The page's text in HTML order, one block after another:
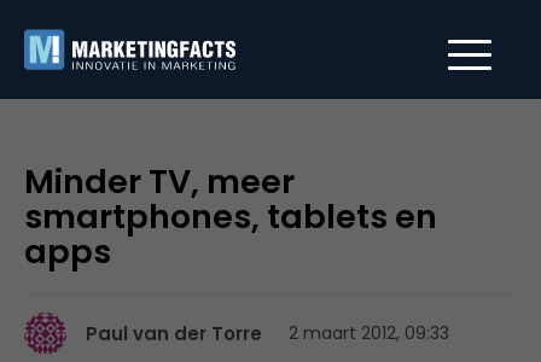
Minder TV, meer
smartphones, tablets en
apps
Paul van der Torre 2 maart 2012, 09:33